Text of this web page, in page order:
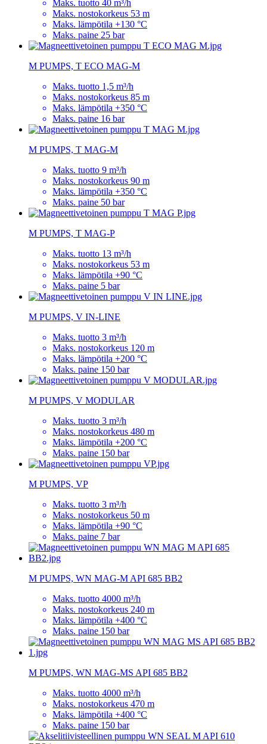
Maks. tuotto 40 m³/h
Maks. nostokorkeus 53 m
Maks. lämpötila +130 °C
Maks. paine 25 bar
M PUMPS, T ECO MAG-M
Maks. tuotto 1,5 m³/h
Maks. nostokorkeus 85 m
Maks. lämpötila +350 °C
Maks. paine 16 bar
M PUMPS, T MAG-M
Maks. tuotto 9 m³/h
Maks. nostokorkeus 90 m
Maks. lämpötila +350 °C
Maks. paine 50 bar
M PUMPS, T MAG-P
Maks. tuotto 13 m³/h
Maks. nostokorkeus 53 m
Maks. lämpötila +90 °C
Maks. paine 5 bar
M PUMPS, V IN-LINE
Maks. tuotto 3 m³/h
Maks. nostokorkeus 120 m
Maks. lämpötila +200 °C
Maks. paine 150 bar
M PUMPS, V MODULAR
Maks. tuotto 3 m³/h
Maks. nostokorkeus 480 m
Maks. lämpötila +200 °C
Maks. paine 150 bar
M PUMPS, VP
Maks. tuotto 3 m³/h
Maks. nostokorkeus 50 m
Maks. lämpötila +90 °C
Maks. paine 7 bar
M PUMPS, WN MAG-M API 685 BB2
Maks. tuotto 4000 m³/h
Maks. nostokorkeus 240 m
Maks. lämpötila +400 °C
Maks. paine 150 bar
M PUMPS, WN MAG-MS API 685 BB2
Maks. tuotto 4000 m³/h
Maks. nostokorkeus 470 m
Maks. lämpötila +400 °C
Maks. paine 150 bar